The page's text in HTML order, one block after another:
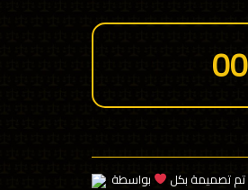
تم تصميمة بكل بواسطة